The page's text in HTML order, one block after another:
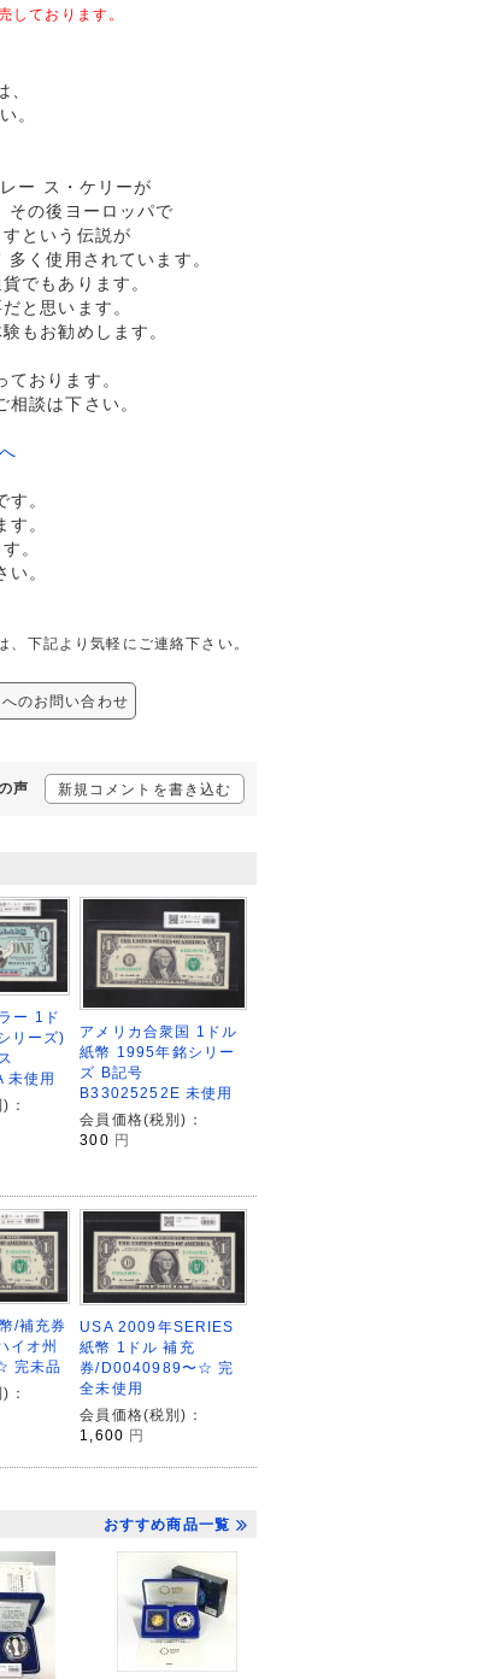
しております。
。
ー ス・ケリーが
その後ヨーロッパで
という伝説が
く使用されています。
でもあります。
と思います。
もお勧めします。
おります。
談は下さい。
。
。
。
。
下記より気軽にご連絡下さい。
のお問い合わせ
声 新規コメントを書き込む
ー 1ド
リーズ)
未使用
：
アメリカ合衆国 1ドル
紙幣 1995年銘シリー
ズ B記号
B33025252E 未使用
会員価格(税別)：
300 円
/補充券
イオ州
完未品
：
USA 2009年SERIES
紙幣 1ドル 補充
券/D0040989〜☆ 完
全未使用
会員価格(税別)：
1,600 円
おすすめ商品一覧